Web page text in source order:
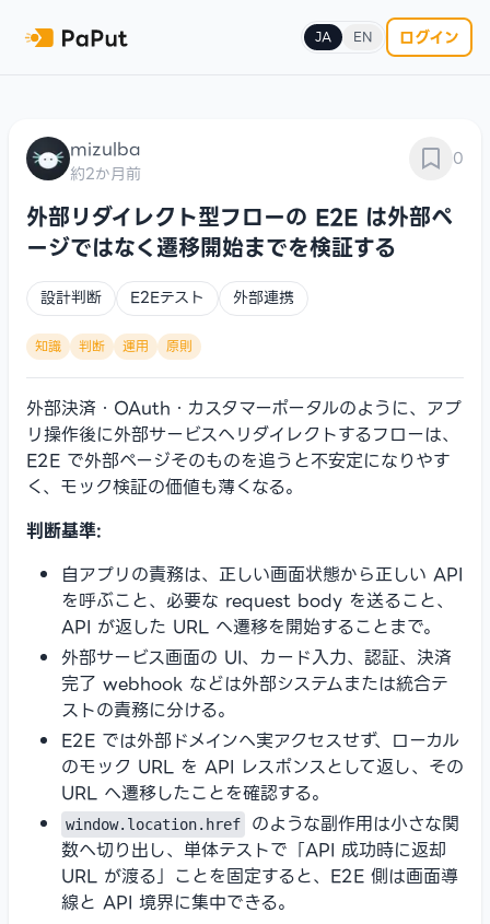
JA EN ログイン
mizulba
約2か月前
0
外部リダイレクト型フローの E2E は外部ペ
ージではなく遷移開始までを検証する
設計判断 E2Eテスト 外部連携
知識 判断 運用 原則
外部決済・OAuth・カスタマーポータルのように、アプ
リ操作後に外部サービスへリダイレクトするフローは、
E2E で外部ページそのものを追うと不安定になりやす
く、モック検証の価値も薄くなる。
判断基準:
自アプリの責務は、正しい画面状態から正しい API
を呼ぶこと、必要な request body を送ること、
API が返した URL へ遷移を開始することまで。
外部サービス画面の UI、カード入力、認証、決済
完了 webhook などは外部システムまたは統合テ
ストの責務に分ける。
E2E では外部ドメインへ実アクセスせず、ローカル
のモック URL を API レスポンスとして返し、その
URL へ遷移したことを確認する。
window.location.href
のような副作用は小さな関
数へ切り出し、単体テストで「API 成功時に返却
URL が渡る」ことを固定すると、E2E 側は画面導
線と API 境界に集中できる。